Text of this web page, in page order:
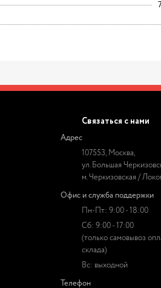
Связаться с нами
Адрес
107553, Москва,
ул. Большая
м. Черкизовская /
Офис и служба поддержки
Пн-Пт: 9:00 - 18:00
Сб: 9:00 - 17:00
(только самовывоз
склада)
Вс: выходной
Телефон